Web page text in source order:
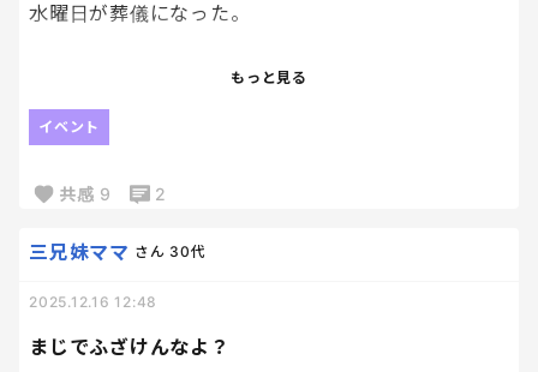
水曜日が葬儀になった。
小3小5の子どもたちは学校…旦那は仕事…
するかなと思っていたら、息子が行きたいと。
いのと。
従姉妹は小学生低学年の兄弟を連れてくるし、旦那
と。
もっと見る
イベント
共感 9 2
まじでふざけんなよ？
三兄妹ママ さん 30代
2025.12.16 12:48